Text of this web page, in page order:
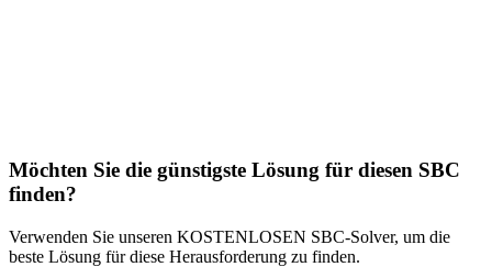
Möchten Sie die günstigste Lösung für diesen SBC
finden?
Verwenden Sie unseren KOSTENLOSEN SBC-Solver, um die
beste Lösung für diese Herausforderung zu finden.